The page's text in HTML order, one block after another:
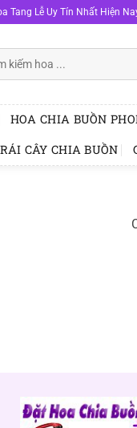
Tang Lễ Uy Tín Nhất Hiện
HOA CHIA BUỒN
CÂY CHIA BUỒN